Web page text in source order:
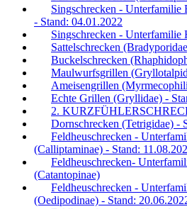
Singschrecken - Unterfamilie
- Stand: 04.01.2022
Singschrecken - Unterfamilie
Sattelschrecken
Buckelschrecken
Maulwurfsgrillen
Ameisengrillen
Echte Grillen (Gryllidae) -
2.
Dornschrecken (Tetrigidae) -
Feldheuschrecken -
(Calliptaminae) - Stand:
Feldheuschrecken-
(Catantopinae)
Feldheuschrecken -
(Oedipodinae) - Stand: